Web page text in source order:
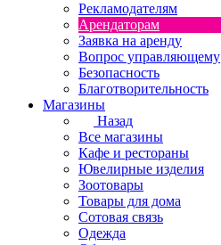
Рекламодателям
Арендаторам
Заявка на аренду
Вопрос управляющему
Безопасность
Благотворительность
Магазины
Назад
Все магазины
Кафе и рестораны
Ювелирные изделия
Зоотовары
Товары для дома
Сотовая связь
Одежда